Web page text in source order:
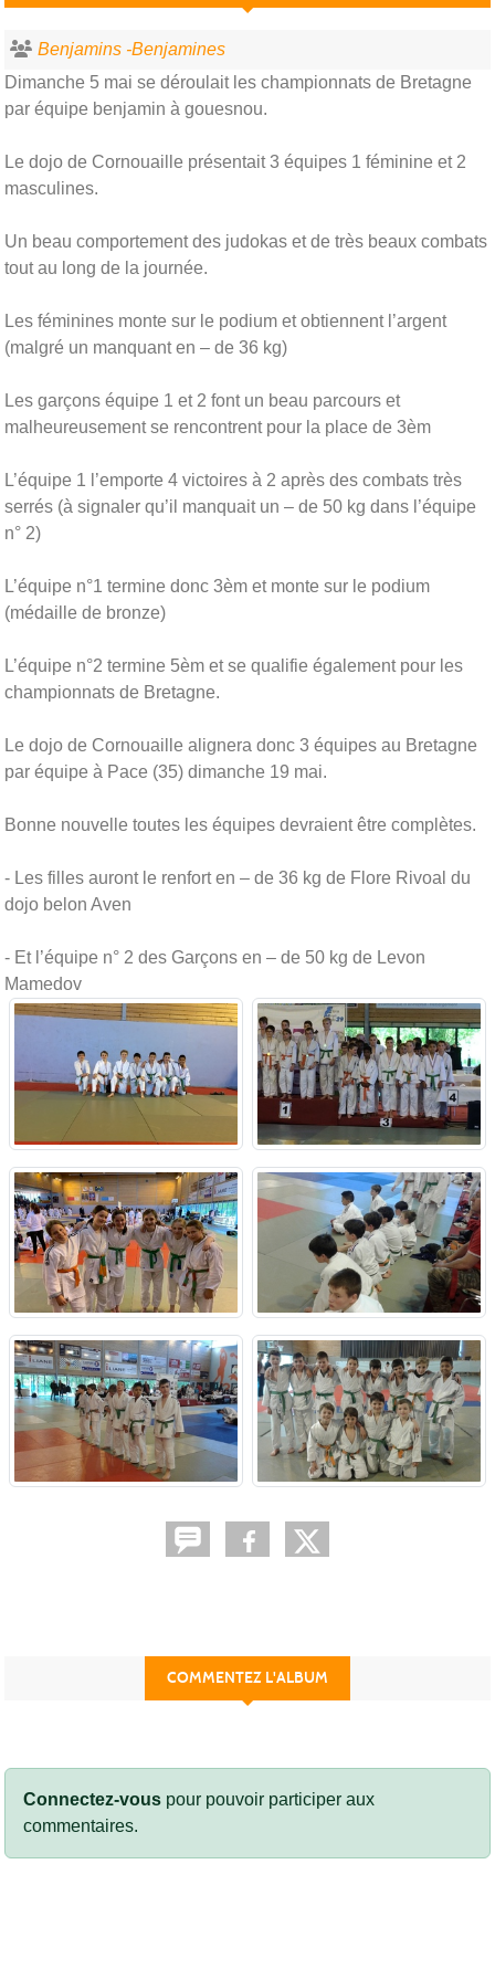
Benjamins -Benjamines
Dimanche 5 mai se déroulait les championnats de Bretagne
par équipe benjamin à gouesnou.
Le dojo de Cornouaille présentait 3 équipes 1 féminine et 2
masculines.
Un beau comportement des judokas et de très beaux combats
tout au long de la journée.
Les féminines monte sur le podium et obtiennent l’argent
(malgré un manquant en – de 36 kg)
Les garçons équipe 1 et 2 font un beau parcours et
malheureusement se rencontrent pour la place de 3èm
L’équipe 1 l’emporte 4 victoires à 2 après des combats très
serrés (à signaler qu’il manquait un – de 50 kg dans l’équipe
n° 2)
L’équipe n°1 termine donc 3èm et monte sur le podium
(médaille de bronze)
L’équipe n°2 termine 5èm et se qualifie également pour les
championnats de Bretagne.
Le dojo de Cornouaille alignera donc 3 équipes au Bretagne
par équipe à Pace (35) dimanche 19 mai.
Bonne nouvelle toutes les équipes devraient être complètes.
- Les filles auront le renfort en – de 36 kg de Flore Rivoal du
dojo belon Aven
- Et l’équipe n° 2 des Garçons en – de 50 kg de Levon
Mamedov
COMMENTEZ L'ALBUM
Connectez-vous pour pouvoir participer aux
commentaires.